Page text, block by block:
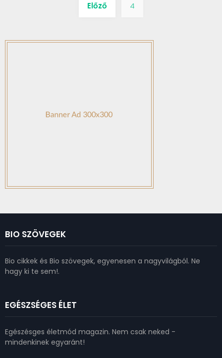
navigáció
Előző 4
BIO SZÖVEGEK
Bio cikkek és Bio szövegek, egyenesen a nagyvilágból. Ne
hagy ki te sem!.
EGÉSZSÉGES ÉLET
Egészésges életmód magazin. Nem csak neked -
mindenkinek egyaránt!